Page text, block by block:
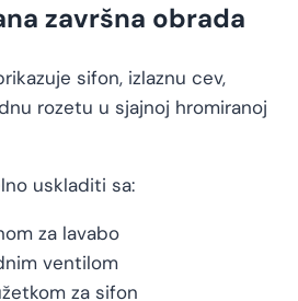
završna obrada
sifon, izlaznu cev,
rozetu u sjajnoj hromiranoj
uskladiti sa:
za lavabo
ventilom
za sifon